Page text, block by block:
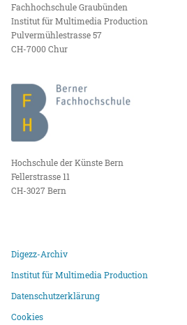
Fachhochschule Graubünden
Institut für Multimedia Production
Pulvermühlestrasse 57
CH-7000 Chur
Hochschule der Künste Bern
Fellerstrasse 11
CH-3027 Bern
Digezz-Archiv
Institut für Multimedia Production
Datenschutzerklärung
Cookies